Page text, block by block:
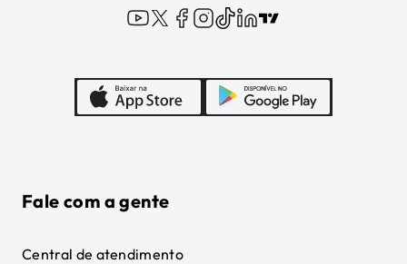
Fale com a gente
Central de atendimento